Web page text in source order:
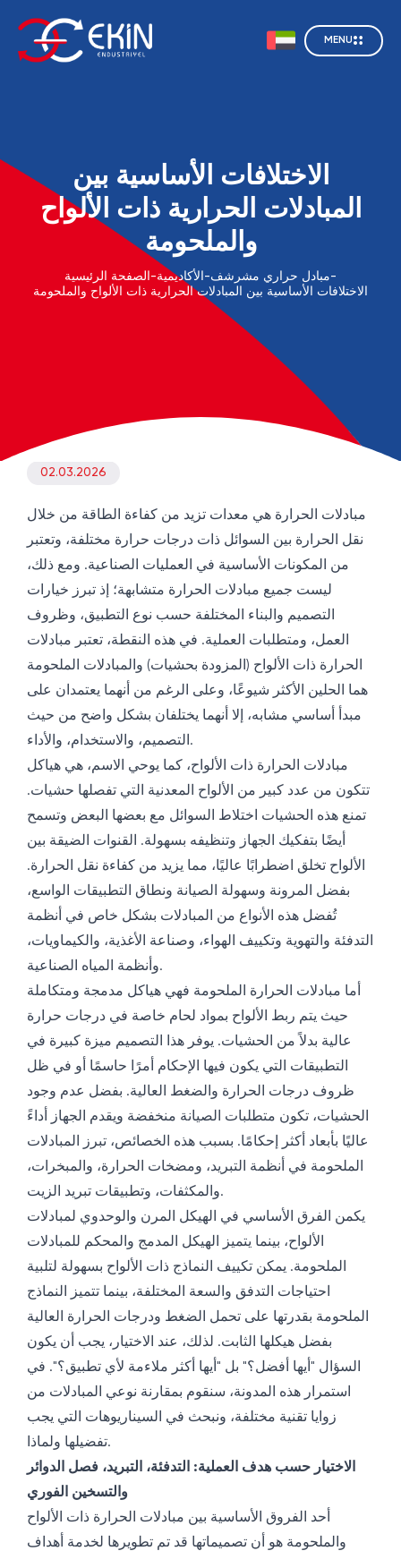
MENU
الاختلافات الأساسية بين
المبادلات الحرارية ذات الألواح
والملحومة
الصفحة الرئيسية -الأكاديمية -مبادل حراري مشرشف-
الاختلافات الأساسية بين المبادلات الحرارية ذات الألواح والملحومة
02.03.2026
مبادلات الحرارة هي معدات تزيد من كفاءة الطاقة من خلال
نقل الحرارة بين السوائل ذات درجات حرارة مختلفة، وتعتبر
من المكونات الأساسية في العمليات الصناعية. ومع ذلك،
ليست جميع مبادلات الحرارة متشابهة؛ إذ تبرز خيارات
التصميم والبناء المختلفة حسب نوع التطبيق، وظروف
العمل، ومتطلبات العملية. في هذه النقطة، تعتبر مبادلات
الحرارة ذات الألواح (المزودة بحشيات) والمبادلات الملحومة
هما الحلين الأكثر شيوعًا، وعلى الرغم من أنهما يعتمدان على
مبدأ أساسي مشابه، إلا أنهما يختلفان بشكل واضح من حيث
التصميم، والاستخدام، والأداء.
مبادلات الحرارة ذات الألواح، كما يوحي الاسم، هي هياكل
تتكون من عدد كبير من الألواح المعدنية التي تفصلها حشيات.
تمنع هذه الحشيات اختلاط السوائل مع بعضها البعض وتسمح
أيضًا بتفكيك الجهاز وتنظيفه بسهولة. القنوات الضيقة بين
الألواح تخلق اضطرابًا عاليًا، مما يزيد من كفاءة نقل الحرارة.
بفضل المرونة وسهولة الصيانة ونطاق التطبيقات الواسع،
تُفضل هذه الأنواع من المبادلات بشكل خاص في أنظمة
التدفئة والتهوية وتكييف الهواء، وصناعة الأغذية، والكيماويات،
وأنظمة المياه الصناعية.
أما مبادلات الحرارة الملحومة فهي هياكل مدمجة ومتكاملة
حيث يتم ربط الألواح بمواد لحام خاصة في درجات حرارة
عالية بدلاً من الحشيات. يوفر هذا التصميم ميزة كبيرة في
التطبيقات التي يكون فيها الإحكام أمرًا حاسمًا أو في ظل
ظروف درجات الحرارة والضغط العالية. بفضل عدم وجود
الحشيات، تكون متطلبات الصيانة منخفضة ويقدم الجهاز أداءً
عاليًا بأبعاد أكثر إحكامًا. بسبب هذه الخصائص، تبرز المبادلات
الملحومة في أنظمة التبريد، ومضخات الحرارة، والمبخرات،
والمكثفات، وتطبيقات تبريد الزيت.
يكمن الفرق الأساسي في الهيكل المرن والوحدوي لمبادلات
الألواح، بينما يتميز الهيكل المدمج والمحكم للمبادلات
الملحومة. يمكن تكييف النماذج ذات الألواح بسهولة لتلبية
احتياجات التدفق والسعة المختلفة، بينما تتميز النماذج
الملحومة بقدرتها على تحمل الضغط ودرجات الحرارة العالية
بفضل هيكلها الثابت. لذلك، عند الاختيار، يجب أن يكون
السؤال "أيها أفضل؟" بل "أيها أكثر ملاءمة لأي تطبيق؟". في
استمرار هذه المدونة، سنقوم بمقارنة نوعي المبادلات من
زوايا تقنية مختلفة، ونبحث في السيناريوهات التي يجب
تفضيلها ولماذا.
الاختيار حسب هدف العملية: التدفئة، التبريد، فصل الدوائر
والتسخين الفوري
أحد الفروق الأساسية بين مبادلات الحرارة ذات الألواح
والملحومة هو أن تصميماتها قد تم تطويرها لخدمة أهداف